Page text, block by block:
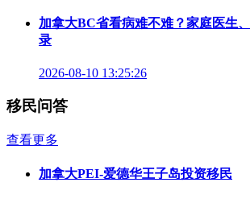
加拿大BC省看病难不难？家庭医生
录
2026-08-10 13:25:26
移民问答
查看更多
加拿大PEI-爱德华王子岛投资移民